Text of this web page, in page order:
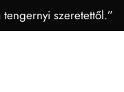
szeretettől.”